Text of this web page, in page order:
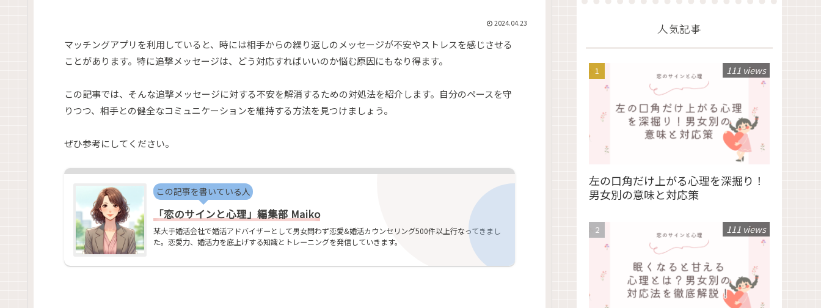
2024.04.23
マッチングアプリを利用していると、時には相手からの繰り返しのメッセージが不安やストレスを感じさせる
ことがあります。特に追撃メッセージは、どう対応すればいいのか悩む原因にもなり得ます。
この記事では、そんな追撃メッセージに対する不安を解消するための対処法を紹介します。自分のペースを守
りつつ、相手との健全なコミュニケーションを維持する方法を見つけましょう。
ぜひ参考にしてください。
この記事を書いている人
「恋のサインと心理」編集部 Maiko
某大手婚活会社で婚活アドバイザーとして男女問わず恋愛&婚活カウンセリング500件以上行なってきまし
た。恋愛力、婚活力を底上げする知識とトレーニングを発信していきます。
人気記事
左の口角だけ上がる心理を深掘り！
男女別の意味と対応策
111 views
111 views